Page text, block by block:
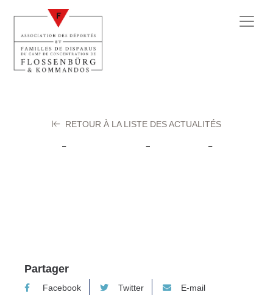
RETOUR À LA LISTE DES ACTUALITÉS
Dick Frederick
Partager
Facebook Twitter E-mail